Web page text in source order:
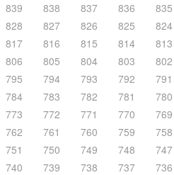
839
838 837 836 835
828
827 826 825 824
817
816 815 814 813
806
805 804 803 802
795
794 793 792 791
784
783 782 781 780
773
772 771 770 769
762
761 760 759 758
751
750 749 748 747
740
739 738 737 736